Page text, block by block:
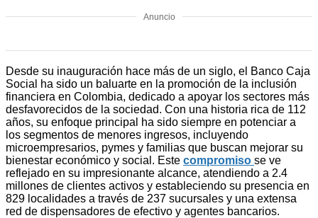
Anuncio
Desde su inauguración hace más de un siglo, el Banco Caja
Social ha sido un baluarte en la promoción de la inclusión
financiera en Colombia, dedicado a apoyar los sectores más
desfavorecidos de la sociedad. Con una historia rica de 112
años, su enfoque principal ha sido siempre en potenciar a
los segmentos de menores ingresos, incluyendo
microempresarios, pymes y familias que buscan mejorar su
bienestar económico y social. Este compromiso se ve
reflejado en su impresionante alcance, atendiendo a 2.4
millones de clientes activos y estableciendo su presencia en
829 localidades a través de 237 sucursales y una extensa
red de dispensadores de efectivo y agentes bancarios.